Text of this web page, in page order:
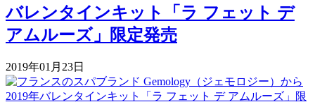
バレンタインキット「ラ フェット デ
アムルーズ」限定発売
2019年01月23日